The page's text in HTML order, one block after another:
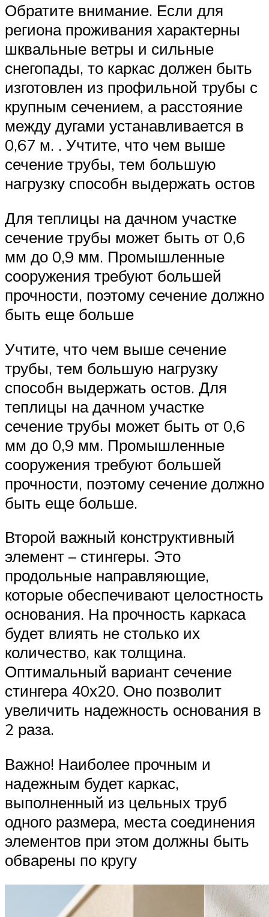
Обратите внимание. Если для
региона проживания характерны
шквальные ветры и сильные
снегопады, то каркас должен быть
изготовлен из профильной трубы с
крупным сечением, а расстояние
между дугами устанавливается в
0,67 м. . Учтите, что чем выше
сечение трубы, тем большую
нагрузку способн выдержать остов
Для теплицы на дачном участке
сечение трубы может быть от 0,6
мм до 0,9 мм. Промышленные
сооружения требуют большей
прочности, поэтому сечение должно
быть еще больше
Учтите, что чем выше сечение
трубы, тем большую нагрузку
способн выдержать остов. Для
теплицы на дачном участке
сечение трубы может быть от 0,6
мм до 0,9 мм. Промышленные
сооружения требуют большей
прочности, поэтому сечение должно
быть еще больше.
Второй важный конструктивный
элемент – стингеры. Это
продольные направляющие,
которые обеспечивают целостность
основания. На прочность каркаса
будет влиять не столько их
количество, как толщина.
Оптимальный вариант сечение
стингера 40х20. Оно позволит
увеличить надежность основания в
2 раза.
Важно! Наиболее прочным и
надежным будет каркас,
выполненный из цельных труб
одного размера, места соединения
элементов при этом должны быть
обварены по кругу